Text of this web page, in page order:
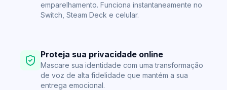
emparelhamento. Funciona instantaneamente no
Switch, Steam Deck e celular.
Proteja sua privacidade online
Mascare sua identidade com uma transformação
de voz de alta fidelidade que mantém a sua
entrega emocional.